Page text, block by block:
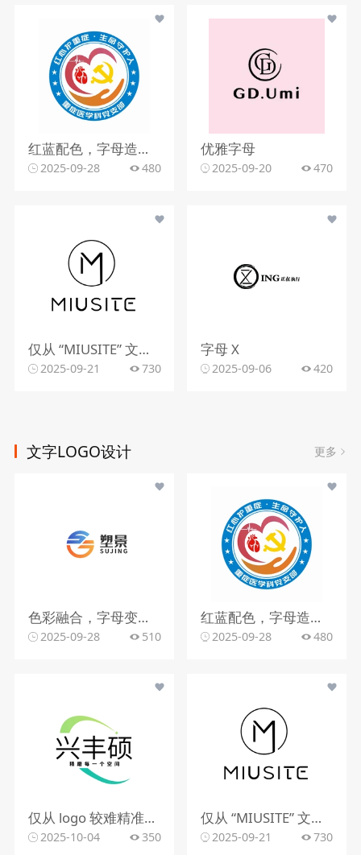
红蓝配色，字母造型，文字组合
2025-09-28 480
优雅字母
2025-09-20 470
仅从 “MIUSITE” 文字和字母 “M” 的图形标识，难以精准判断行业。
2025-09-21 730
字母 X
2025-09-06 420
文字LOGO设计 更多
色彩融合，字母变形，文字搭配
2025-09-28 510
红蓝配色，字母造型，文字组合
2025-09-28 480
仅从 logo 较难精准判断行业。该 logo 含动感图形，文字有 “精雕每一个空间”，可能与室内装修、空间设计、建筑装饰等行业相关，但因信息有限，无法确切判定所属行业。
2025-10-04 350
仅从 “MIUSITE” 文字和字母 “M” 的图形标识，难以精准判断行业。
2025-09-21 730